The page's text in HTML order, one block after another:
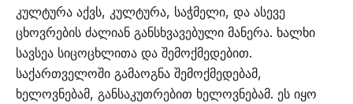
კულტურა აქვს, კულტურა, საჭმელი, და ასევე
ცხოვრების ძალიან განსხვავებული მანერა. ხალხი
სავსეა სიცოცხლითა და შემოქმედებით.
საქართველოში გამაოგნა შემოქმედებამ,
ხელოვნებამ, განსაკუთრებით ხელოვნებამ. ეს იყო